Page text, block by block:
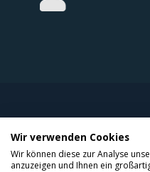
Copyrights © 2026 Alle
Wir verwenden Cookies
Wir können diese zur Analyse
anzuzeigen und Ihnen ein